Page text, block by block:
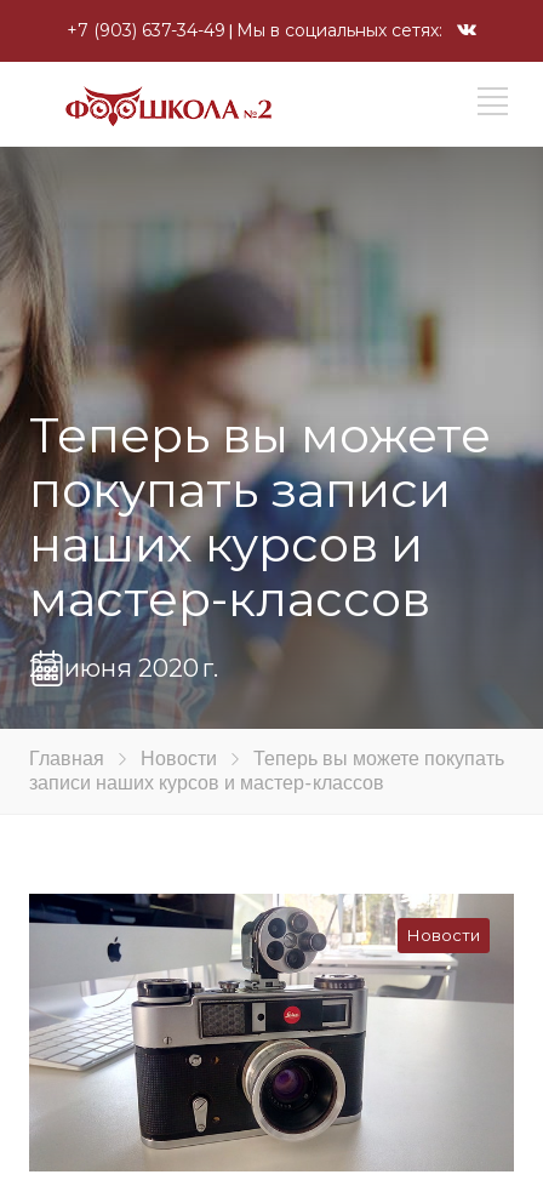
+7 (903) 637-34-49 Мы в социальных сетях:
Теперь вы можете
покупать записи
наших курсов и
мастер-классов
22 июня 2020 г.
Главная Новости
Теперь вы можете покупать
записи наших курсов и мастер-классов
Новости